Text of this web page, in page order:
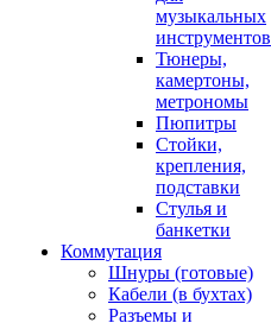
музыкальных
инструментов
Тюнеры,
камертоны,
метрономы
Пюпитры
Стойки,
крепления,
подставки
Стулья и
банкетки
Коммутация
Шнуры (готовые)
Кабели (в бухтах)
Разъемы и